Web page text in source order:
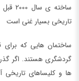
تاریخی بسیار غنی است
ساختمان هایی که
گردشگری هستند. اگر
ها و کلیساهای تاریخی